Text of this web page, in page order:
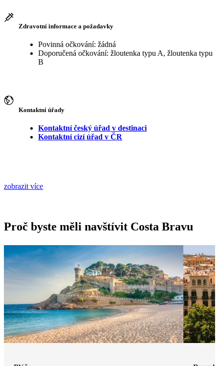
Zdravotní informace a požadavky
Povinná očkování: žádná
Doporučená očkování: žloutenka typu A, žloutenka typu
B
Kontaktní úřady
Kontaktní český úřad v destinaci
Kontaktní cizí úřad v ČR
zobrazit více
Proč byste měli navštívit Costa Bravu